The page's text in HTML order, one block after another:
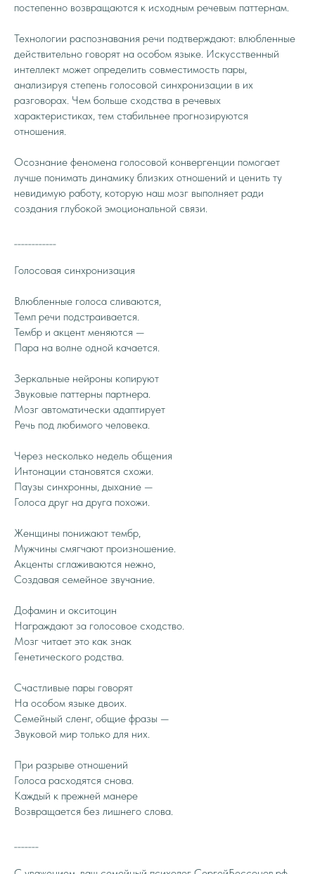
постепенно возвращаются к исходным речевым паттернам.
Технологии распознавания речи подтверждают: влюбленные
действительно говорят на особом языке. Искусственный
интеллект может определить совместимость пары,
анализируя степень голосовой синхронизации в их
разговорах. Чем больше сходства в речевых
характеристиках, тем стабильнее прогнозируются
отношения.
Осознание феномена голосовой конвергенции помогает
лучше понимать динамику близких отношений и ценить ту
невидимую работу, которую наш мозг выполняет ради
создания глубокой эмоциональной связи.
Голосовая синхронизация
Влюбленные голоса сливаются,
Темп речи подстраивается.
Тембр и акцент меняются —
Пара на волне одной качается.
Зеркальные нейроны копируют
Звуковые паттерны партнера.
Мозг автоматически адаптирует
Речь под любимого человека.
Через несколько недель общения
Интонации становятся схожи.
Паузы синхронны, дыхание —
Голоса друг на друга похожи.
Женщины понижают тембр,
Мужчины смягчают произношение.
Акценты сглаживаются нежно,
Создавая семейное звучание.
Дофамин и окситоцин
Награждают за голосовое сходство.
Мозг читает это как знак
Генетического родства.
Счастливые пары говорят
На особом языке двоих.
Семейный сленг, общие фразы —
Звуковой мир только для них.
При разрыве отношений
Голоса расходятся снова.
Каждый к прежней манере
Возвращается без лишнего слова.